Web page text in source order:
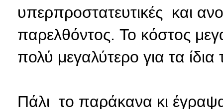
υπερπροστατευτικές και
παρελθόντος. Το κόστος
πολύ μεγαλύτερο για τα ίδια
Πάλι το παράκανα κι